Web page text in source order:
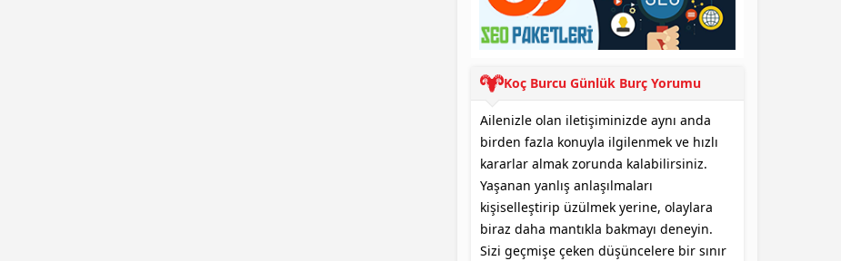
Koç Burcu Günlük Burç Yorumu
Ailenizle olan iletişiminizde aynı anda
birden fazla konuyla ilgilenmek ve hızlı
kararlar almak zorunda kalabilirsiniz.
Yaşanan yanlış anlaşılmaları
kişiselleştirip üzülmek yerine, olaylara
biraz daha mantıkla bakmayı deneyin.
Sizi geçmişe çeken düşüncelere bir sınır